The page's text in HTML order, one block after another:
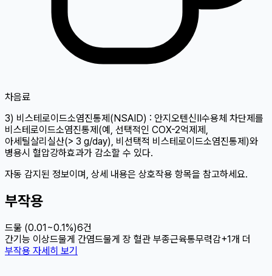
차음료
3) 비스테로이드소염진통제(NSAID) : 안지오텐신Ⅱ수용체 차단제를
비스테로이드소염진통제(예, 선택적인 COX-2억제제,
아세틸살리실산(> 3 g/day), 비선택적 비스테로이드소염진통제)와
병용시 혈압강하효과가 감소할 수 있다.
자동 감지된 정보이며, 상세 내용은 상호작용 항목을 참고하세요.
부작용
드묾 (0.01~0.1%)6건
간기능 이상드물게 간염드물게 장 혈관 부종근육통무력감+1개 더
부작용 자세히 보기